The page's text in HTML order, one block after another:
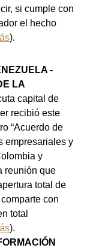
si cumple con
el hecho
).
-
LA
capital de
recibió este
“Acuerdo de
empresariales y
y
reunión que
total de
con
total
).